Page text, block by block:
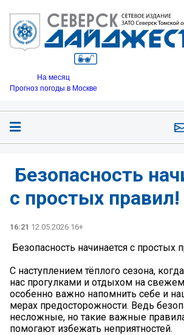
На месяц
Прогноз погоды в Москве
Безопасность
с простых правил!
16:21 12.05.2026 16+
Безопасность начинается с простых
С наступлением тёплого сезона,
нас прогулками и отдыхом на
особенно важно напомнить себе и
мерах предосторожности. Ведь
несложные, но такие важные
помогают избежать неприятностей.